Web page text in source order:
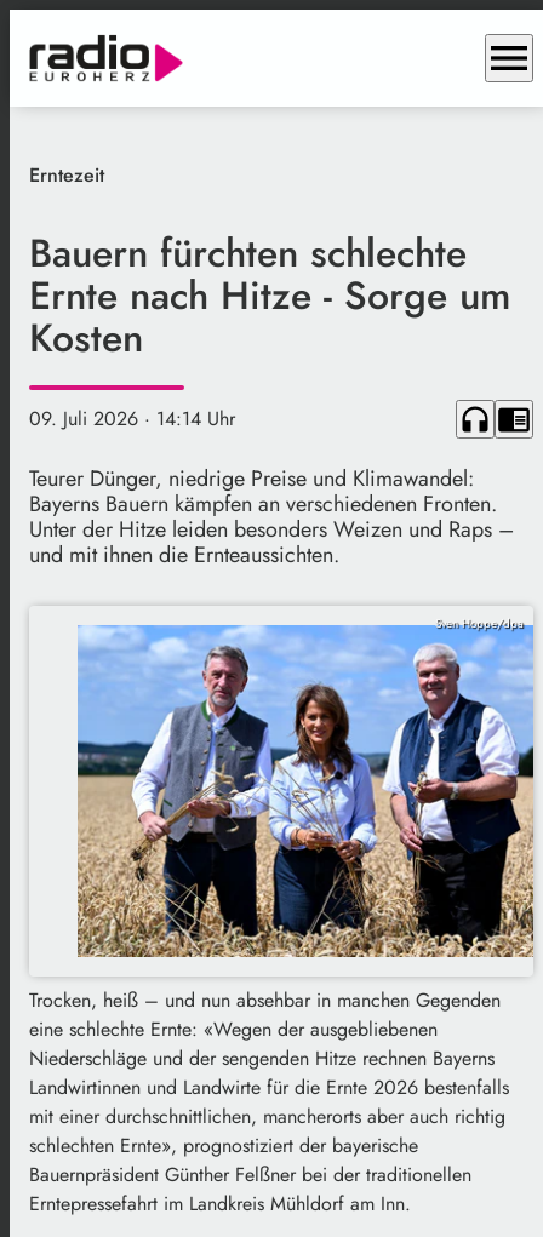
menu
Erntezeit
Bauern fürchten schlechte
Ernte nach Hitze - Sorge um
Kosten
09. Juli 2026 · 14:14 Uhr headphones chrome_reader_mode
Teurer Dünger, niedrige Preise und Klimawandel:
Bayerns Bauern kämpfen an verschiedenen Fronten.
Unter der Hitze leiden besonders Weizen und Raps –
und mit ihnen die Ernteaussichten.
Sven Hoppe/dpa
Trocken, heiß – und nun absehbar in manchen Gegenden
eine schlechte Ernte: «Wegen der ausgebliebenen
Niederschläge und der sengenden Hitze rechnen Bayerns
Landwirtinnen und Landwirte für die Ernte 2026 bestenfalls
mit einer durchschnittlichen, mancherorts aber auch richtig
schlechten Ernte», prognostiziert der bayerische
Bauernpräsident Günther Felßner bei der traditionellen
Erntepressefahrt im Landkreis Mühldorf am Inn.